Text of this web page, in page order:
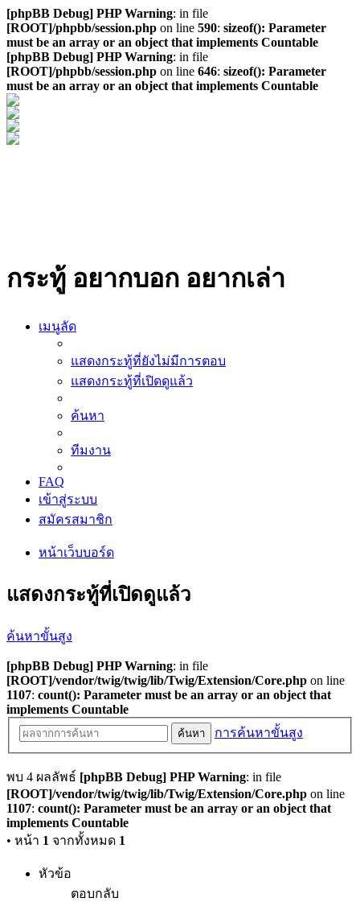
[phpBB Debug] PHP Warning: in file
[ROOT]/phpbb/session.php on line 590: sizeof(): Parameter
must be an array or an object that implements Countable
[phpBB Debug] PHP Warning: in file
[ROOT]/phpbb/session.php on line 646: sizeof(): Parameter
must be an array or an object that implements Countable
กระทู้ อยากบอก อยากเล่า
เมนูลัด
แสดงกระทู้ที่ยังไม่มีการตอบ
แสดงกระทู้ที่เปิดดูแล้ว
ค้นหา
ทีมงาน
FAQ
เข้าสู่ระบบ
สมัครสมาชิก
หน้าเว็บบอร์ด
แสดงกระทู้ที่เปิดดูแล้ว
ค้นหาขั้นสูง
[phpBB Debug] PHP Warning: in file
[ROOT]/vendor/twig/twig/lib/Twig/Extension/Core.php on line
1107: count(): Parameter must be an array or an object that
implements Countable
ค้นหา การค้นหาขั้นสูง
พบ 4 ผลลัพธ์ [phpBB Debug] PHP Warning: in file
[ROOT]/vendor/twig/twig/lib/Twig/Extension/Core.php on line
1107: count(): Parameter must be an array or an object that
implements Countable
• หน้า 1 จากทั้งหมด 1
หัวข้อ
ตอบกลับ